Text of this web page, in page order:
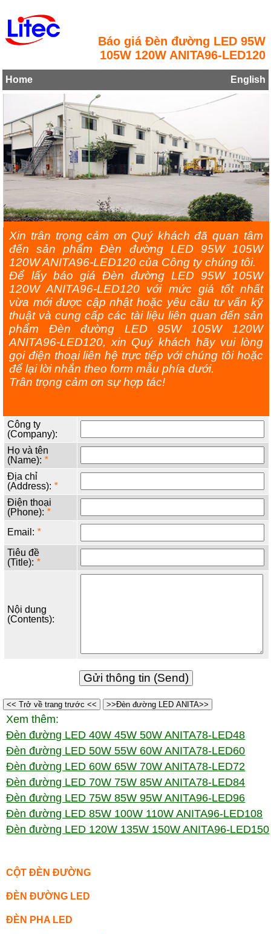
Báo giá Đèn đường LED 95W
105W 120W ANITA96-LED120
Home English
Xin trân trọng cảm ơn Quý khách đã quan tâm
đến sản phẩm Đèn đường LED 95W 105W
120W ANITA96-LED120 của Công ty chúng tôi.
Để lấy báo giá Đèn đường LED 95W 105W
120W ANITA96-LED120 với mức giá tốt nhất
vừa mới được cập nhật hoặc yêu cầu tư vấn kỹ
thuật và cung cấp các tài liệu liên quan đến sản
phẩm Đèn đường LED 95W 105W 120W
ANITA96-LED120, xin Quý khách hãy vui lòng
gọi điện thoại liên hệ trực tiếp với chúng tôi hoặc
để lại lời nhắn theo form mẫu phía dưới.
Trân trọng cảm ơn sự hợp tác!
Công ty
(Company):
Họ và tên
(Name): *
Địa chỉ
(Address): *
Điện thoại
(Phone): *
Email: *
Tiêu đề
(Title): *
Nội dung
(Contents):
<< Trở về trang trước << >>Đèn đường LED ANITA>>
Xem thêm:
Đèn đường LED 40W 45W 50W ANITA78-LED48
Đèn đường LED 50W 55W 60W ANITA78-LED60
Đèn đường LED 60W 65W 70W ANITA78-LED72
Đèn đường LED 70W 75W 85W ANITA78-LED84
Đèn đường LED 75W 85W 95W ANITA96-LED96
Đèn đường LED 85W 100W 110W ANITA96-LED108
Đèn đường LED 120W 135W 150W ANITA96-LED150
CỘT ĐÈN ĐƯỜNG
ĐÈN ĐƯỜNG LED
ĐÈN PHA LED